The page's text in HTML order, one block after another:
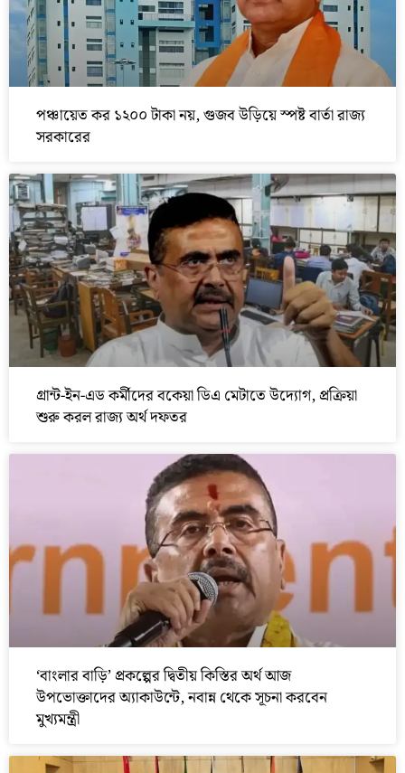
পঞ্চায়েত কর ১২০০ টাকা নয়, গুজব উড়িয়ে স্পষ্ট বার্তা রাজ্য
সরকারের
গ্রান্ট-ইন-এড কর্মীদের বকেয়া ডিএ মেটাতে উদ্যোগ, প্রক্রিয়া
শুরু করল রাজ্য অর্থ দফতর
‘বাংলার বাড়ি’ প্রকল্পের দ্বিতীয় কিস্তির অর্থ আজ
উপভোক্তাদের অ্যাকাউন্টে, নবান্ন থেকে সূচনা করবেন
মুখ্যমন্ত্রী